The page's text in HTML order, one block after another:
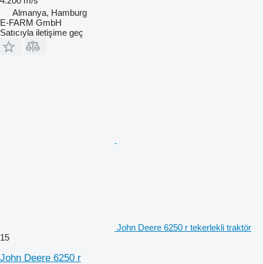
Almanya, Hamburg
E-FARM GmbH
Satıcıyla iletişime geç
John Deere 6250 r tekerlekli traktör
15
John Deere 6250 r